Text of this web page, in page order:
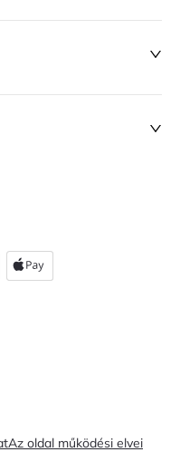
Az oldal működési elvei